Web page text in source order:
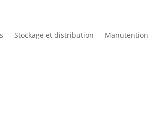
Stockage et distribution Manutention